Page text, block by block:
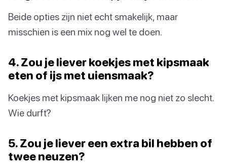
Beide opties zijn niet echt smakelijk, maar
misschien is een mix nog wel te doen.
4. Zou je liever koekjes met kipsmaak
eten of ijs met uiensmaak?
Koekjes met kipsmaak lijken me nog niet zo slecht.
Wie durft?
5. Zou je liever een extra bil hebben of
twee neuzen?